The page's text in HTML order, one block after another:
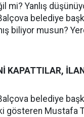
mi? Yanlış
belediye
biliyor musun?
KAPATTILAR,
belediye
gösteren Mustafa